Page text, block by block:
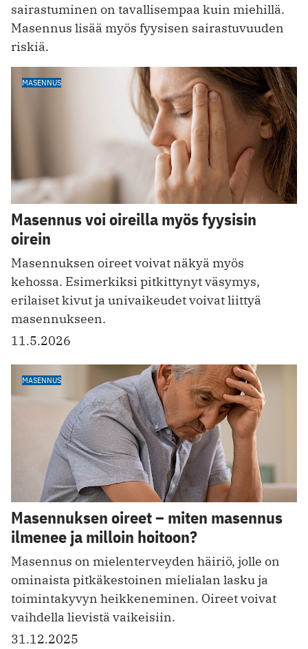
sairastuminen on tavallisempaa kuin miehillä.
Masennus lisää myös fyysisen sairastuvuuden
riskiä.
MASENNUS
Masennus voi oireilla myös fyysisin
oirein
Masennuksen oireet voivat näkyä myös
kehossa. Esimerkiksi pitkittynyt väsymys,
erilaiset kivut ja univaikeudet voivat liittyä
masennukseen.
11.5.2026
MASENNUS
Masennuksen oireet – miten masennus
ilmenee ja milloin hoitoon?
Masennus on mielenterveyden häiriö, jolle on
ominaista pitkäkestoinen mielialan lasku ja
toimintakyvyn heikkeneminen. Oireet voivat
vaihdella lievistä vaikeisiin.
31.12.2025